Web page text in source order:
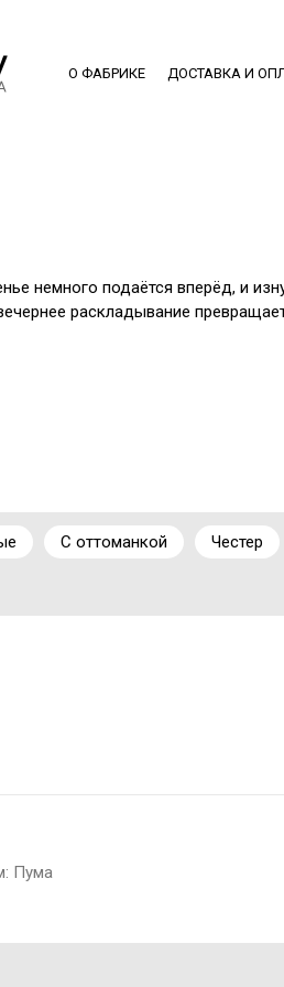
О ФАБРИКЕ ДОСТАВКА И
немного подаётся вперёд, и
раскладывание
С оттоманкой Честер
Пума